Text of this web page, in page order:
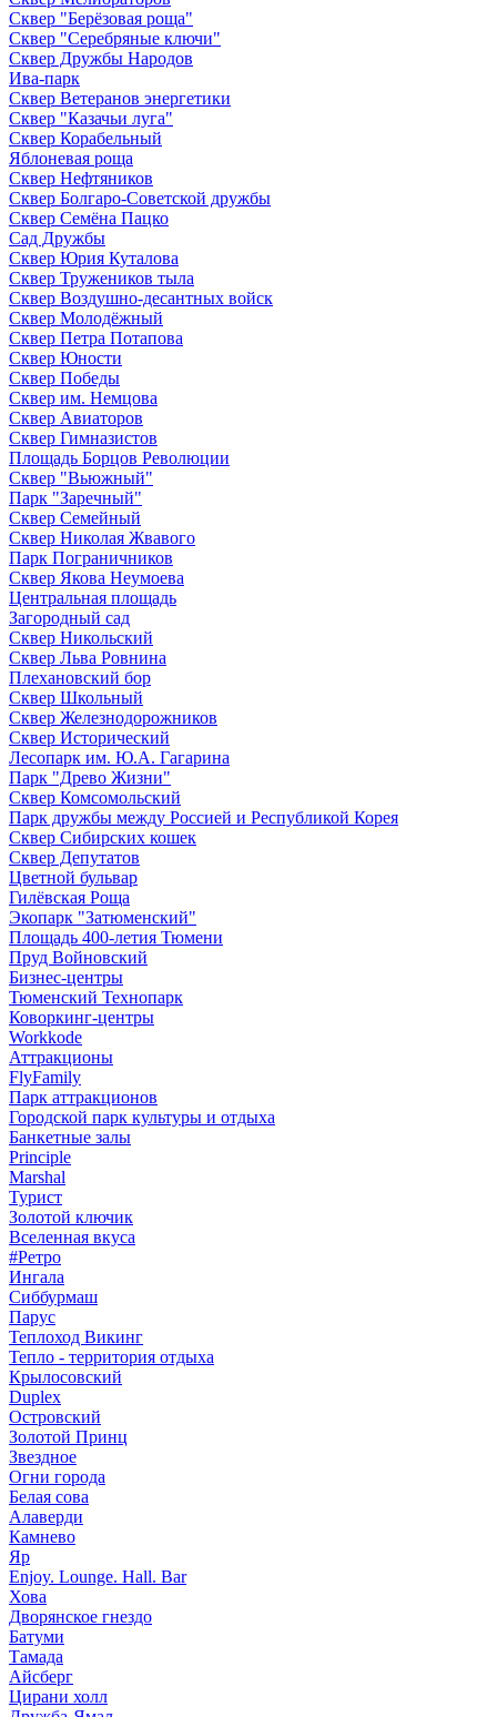
Сквер "Берёзовая роща"
Сквер "Серебряные ключи"
Сквер Дружбы Народов
Ива-парк
Сквер Ветеранов энергетики
Сквер "Казачьи луга"
Сквер Корабельный
Яблоневая роща
Сквер Нефтяников
Сквер Болгаро-Советской дружбы
Сквер Семёна Пацко
Сад Дружбы
Сквер Юрия Куталова
Сквер Тружеников тыла
Сквер Воздушно-десантных войск
Сквер Молодёжный
Сквер Петра Потапова
Сквер Юности
Сквер Победы
Сквер им. Немцова
Сквер Авиаторов
Сквер Гимназистов
Площадь Борцов Революции
Сквер "Вьюжный"
Парк "Заречный"
Сквер Семейный
Сквер Николая Жвавого
Парк Пограничников
Сквер Якова Неумоева
Центральная площадь
Загородный сад
Сквер Никольский
Сквер Льва Ровнина
Плехановский бор
Сквер Школьный
Сквер Железнодорожников
Сквер Исторический
Лесопарк им. Ю.А. Гагарина
Парк "Древо Жизни"
Сквер Комсомольский
Парк дружбы между Россией и Республикой Корея
Сквер Сибирских кошек
Сквер Депутатов
Цветной бульвар
Гилёвская Роща
Экопарк "Затюменский"
Площадь 400-летия Тюмени
Пруд Войновский
Бизнес-центры
Тюменский Технопарк
Коворкинг-центры
Workkode
Аттракционы
FlyFamily
Парк аттракционов
Городской парк культуры и отдыха
Банкетные залы
Principle
Marshal
Турист
Золотой ключик
Вселенная вкуса
#Ретро
Ингала
Сиббурмаш
Парус
Теплоход Викинг
Тепло - территория отдыха
Крылосовский
Duplex
Островский
Золотой Принц
Звездное
Огни города
Белая сова
Алаверди
Камнево
Яр
Enjoy. Lounge. Hall. Bar
Хова
Дворянское гнездо
Батуми
Тамада
Айсберг
Цирани холл